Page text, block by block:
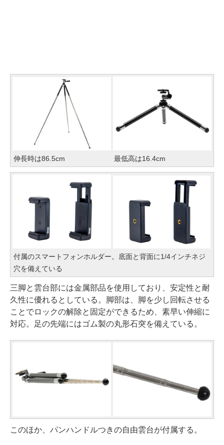
伸長時は86.5cm 最低高は16.4cm
付属のスマートフォンホルダー。底面と背面に1/4インチネジ
穴を備えている
三脚と雲台部には金属部品を使用しており、安定性と耐
久性に優れるとしている。脚部は、脚を少し回転させる
ことでロックの解除と固定ができるため、素早い伸縮に
対応。足の先端にはゴム製の丸形石突を備えている。
このほか、パンハンドルつきの自由雲台が付属する。